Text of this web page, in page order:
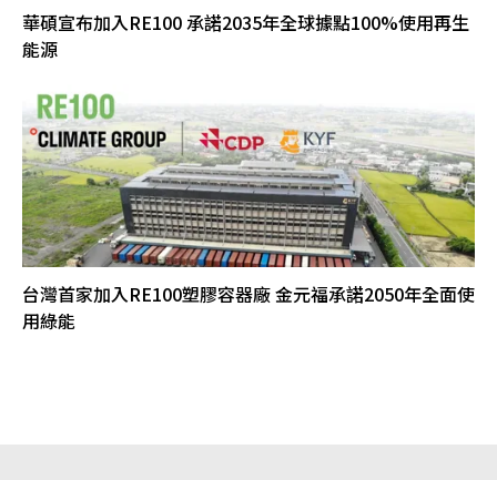
華碩宣布加入RE100 承諾2035年全球據點100%使用再生
能源
台灣首家加入RE100塑膠容器廠 金元福承諾2050年全面使
用綠能